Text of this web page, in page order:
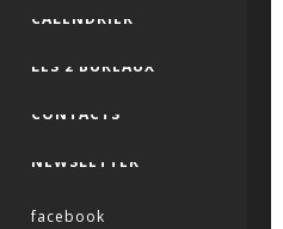
CALENDRIER
LES 2 BUREAUX
CONTACTS
NEWSLETTER
facebook